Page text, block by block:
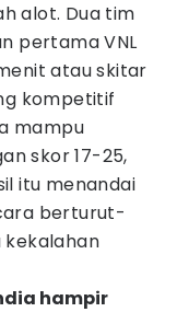
alot. Dua tim
pertama VNL
atau skitar
kompetitif
mampu
skor 17-25,
itu menandai
berturut-
hampir